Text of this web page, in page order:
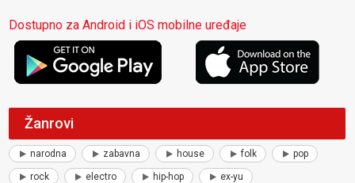
Dostupno za Android i iOS mobilne uređaje
Žanrovi
narodna zabavna house folk pop
rock electro hip-hop ex-yu